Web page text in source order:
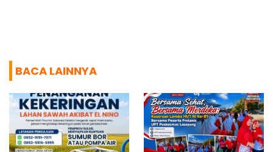
BACA LAINNYA